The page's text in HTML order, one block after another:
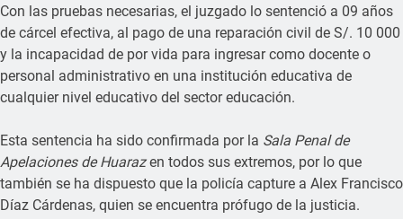
Con las pruebas necesarias, el juzgado lo sentenció a 09 años
de cárcel efectiva, al pago de una reparación civil de S/. 10 000
y la incapacidad de por vida para ingresar como docente o
personal administrativo en una institución educativa de
cualquier nivel educativo del sector educación.
Esta sentencia ha sido confirmada por la Sala Penal de
Apelaciones de Huarazen todos sus extremos, por lo que
también se ha dispuesto que la policía capture a Alex Francisco
Díaz Cárdenas, quien se encuentra prófugo de la justicia.